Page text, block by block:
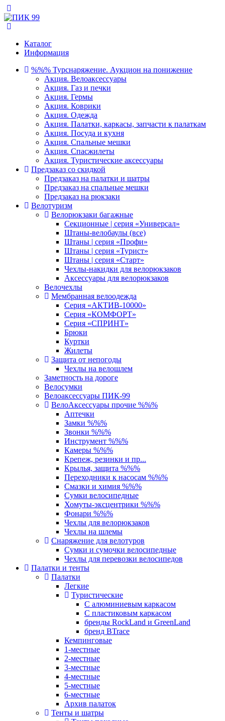
Каталог
Информация
%%% Турснаряжение. Аукцион на понижение
Акция. Велоаксессуары
Акция. Газ и печки
Акция. Гермы
Акция. Коврики
Акция. Одежда
Акция. Палатки, каркасы, запчасти к палаткам
Акция. Посуда и кухня
Акция. Спальные мешки
Акция. Спасжилеты
Акция. Туристические аксессуары
Предзаказ со скидкой
Предзаказ на палатки и шатры
Предзаказ на спальные мешки
Предзаказ на рюкзаки
Велотуризм
Велорюкзаки багажные
Секционные | серия «Универсал»
Штаны-велобаулы (все)
Штаны | серия «Профи»
Штаны | серия «Турист»
Штаны | серия «Старт»
Чехлы-накидки для велорюкзаков
Аксессуары для велорюкзаков
Велочехлы
Мембранная велоодежда
Серия «АКТИВ-10000»
Серия «КОМФОРТ»
Серия «СПРИНТ»
Брюки
Куртки
Жилеты
Защита от непогоды
Чехлы на велошлем
Заметность на дороге
Велосумки
Велоаксессуары ПИК-99
ВелоАксессуары прочие %%%
Аптечки
Замки %%%
Звонки %%%
Инструмент %%%
Камеры %%%
Крепеж, резинки и пр...
Крылья, защита %%%
Переходники к насосам %%%
Смазки и химия %%%
Сумки велосипедные
Хомуты-эксцентрики %%%
Фонари %%%
Чехлы для велорюкзаков
Чехлы на шлемы
Снаряжение для велотуров
Сумки и сумочки велосипедные
Чехлы для перевозки велосипедов
Палатки и тенты
Палатки
Легкие
Туристические
С алюминиевым каркасом
С пластиковым каркасом
бренды RockLand и GreenLand
бренд BTrace
Кемпинговые
1-местные
2-местные
3-местные
4-местные
5-местные
6-местные
Архив палаток
Тенты и шатры